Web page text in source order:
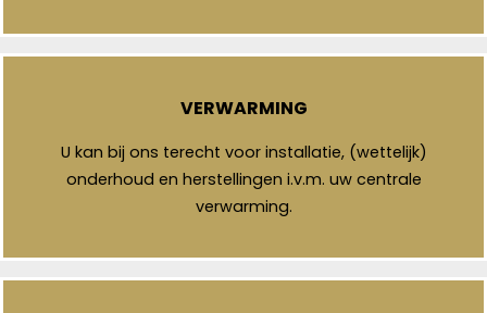
VERWARMING
U kan bij ons terecht voor installatie, (wettelijk)
onderhoud en herstellingen i.v.m. uw centrale
verwarming.